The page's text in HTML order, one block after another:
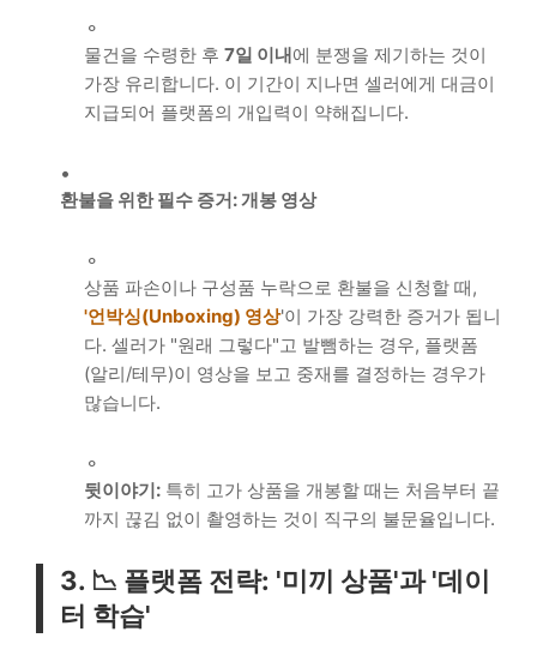
물건을 수령한 후 7일 이내에 분쟁을 제기하는 것이
가장 유리합니다. 이 기간이 지나면 셀러에게 대금이
지급되어 플랫폼의 개입력이 약해집니다.
환불을 위한 필수 증거: 개봉 영상
상품 파손이나 구성품 누락으로 환불을 신청할 때,
'언박싱(Unboxing) 영상'이 가장 강력한 증거가 됩니
다. 셀러가 "원래 그렇다"고 발뺌하는 경우, 플랫폼
(알리/테무)이 영상을 보고 중재를 결정하는 경우가
많습니다.
뒷이야기: 특히 고가 상품을 개봉할 때는 처음부터 끝
까지 끊김 없이 촬영하는 것이 직구의 불문율입니다.
3. 📉 플랫폼 전략: '미끼 상품'과 '데이
터 학습'